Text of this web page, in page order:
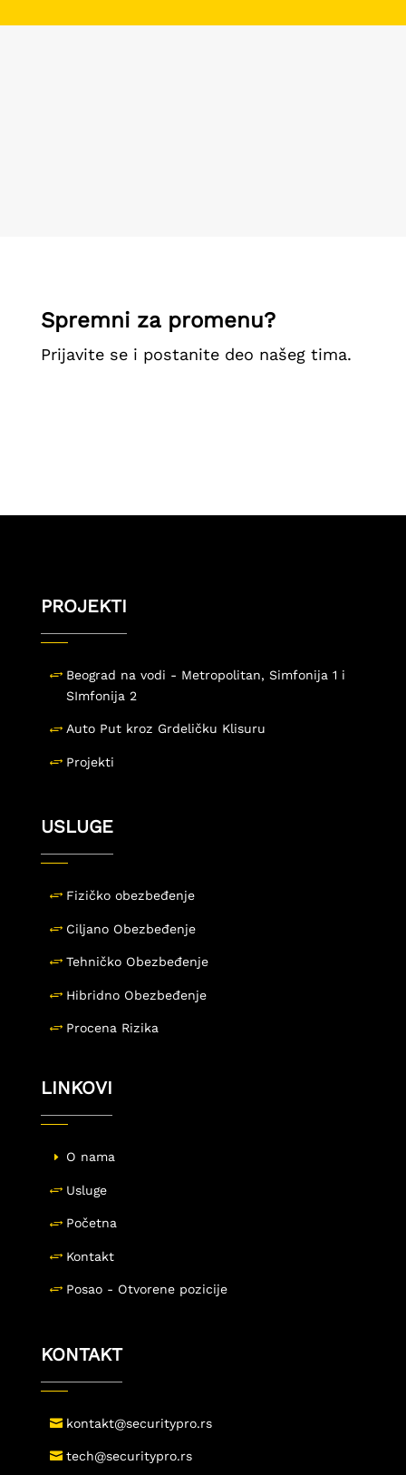
Spremni za promenu?
Prijavite se i postanite deo našeg tima.
PROJEKTI
Beograd na vodi - Metropolitan, Simfonija 1 i
SImfonija 2
Auto Put kroz Grdeličku Klisuru
Projekti
USLUGE
Fizičko obezbeđenje
Ciljano Obezbeđenje
Tehničko Obezbeđenje
Hibridno Obezbeđenje
Procena Rizika
LINKOVI
O nama
Usluge
Početna
Kontakt
Posao - Otvorene pozicije
KONTAKT
kontakt@securitypro.rs
tech@securitypro.rs